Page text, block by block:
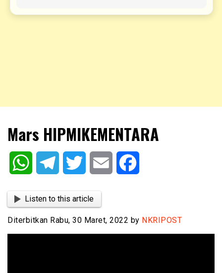
NKRIPOST
Mars HIPMIKEMENTARA
WhatsAppTelegram Twitter Email
Listen to this article
Diterbitkan Rabu, 30 Maret, 2022 by NKRIPOST